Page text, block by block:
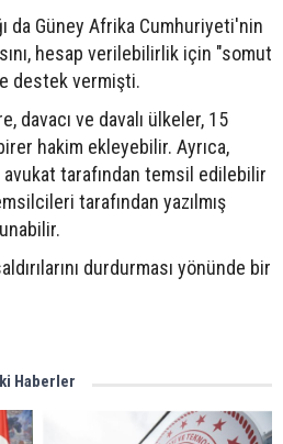
da Güney Afrika Cumhuriyeti'nin
hesap verilebilirlik için "somut
destek vermişti.
davacı ve davalı ülkeler, 15
hakim ekleyebilir. Ayrıca,
avukat tarafından temsil edilebilir
tarafından yazılmış
durdurması yönünde bir
Haberler